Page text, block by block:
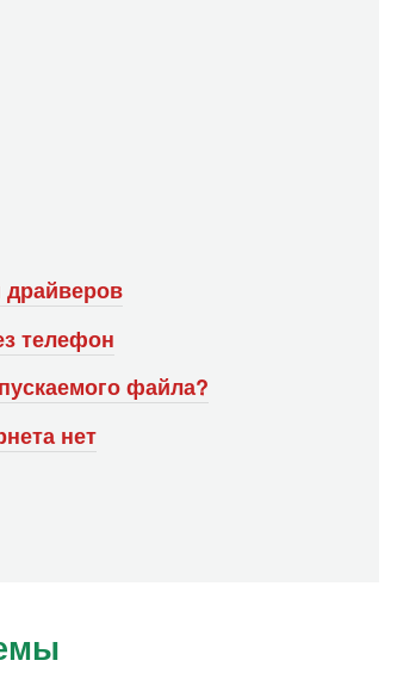
телефон
файла?
нет